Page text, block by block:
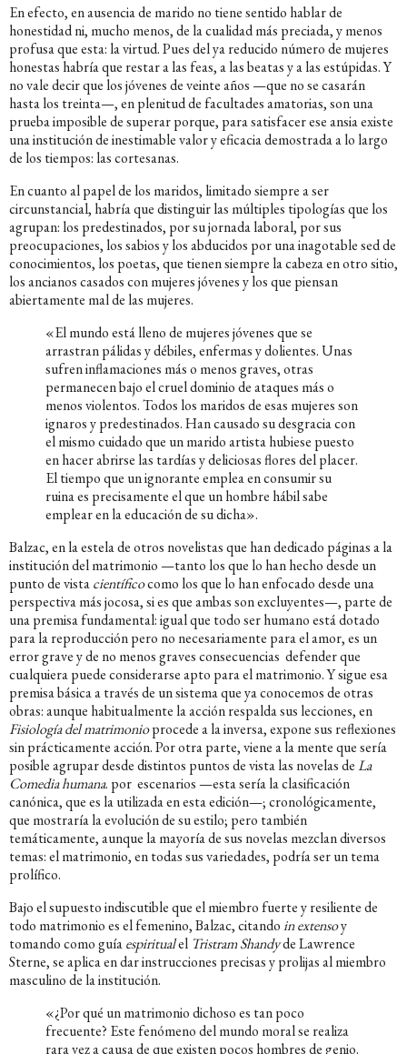
En efecto, en ausencia de marido no tiene sentido hablar de
honestidad ni, mucho menos, de la cualidad más preciada, y menos
profusa que esta: la virtud. Pues del ya reducido número de mujeres
honestas habría que restar a las feas, a las beatas y a las estúpidas. Y
no vale decir que los jóvenes de veinte años —que no se casarán
hasta los treinta—, en plenitud de facultades amatorias, son una
prueba imposible de superar porque, para satisfacer ese ansia existe
una institución de inestimable valor y eficacia demostrada a lo largo
de los tiempos: las cortesanas.
En cuanto al papel de los maridos, limitado siempre a ser
circunstancial, habría que distinguir las múltiples tipologías que los
agrupan: los predestinados, por su jornada laboral, por sus
preocupaciones, los sabios y los abducidos por una inagotable sed de
conocimientos, los poetas, que tienen siempre la cabeza en otro sitio,
los ancianos casados con mujeres jóvenes y los que piensan
abiertamente mal de las mujeres.
«El mundo está lleno de mujeres jóvenes que se
arrastran pálidas y débiles, enfermas y dolientes. Unas
sufren inflamaciones más o menos graves, otras
permanecen bajo el cruel dominio de ataques más o
menos violentos. Todos los maridos de esas mujeres son
ignaros y predestinados. Han causado su desgracia con
el mismo cuidado que un marido artista hubiese puesto
en hacer abrirse las tardías y deliciosas flores del placer.
El tiempo que un ignorante emplea en consumir su
ruina es precisamente el que un hombre hábil sabe
emplear en la educación de su dicha».
Balzac, en la estela de otros novelistas que han dedicado páginas a la
institución del matrimonio —tanto los que lo han hecho desde un
punto de vistacientíficocomo los que lo han enfocado desde una
perspectiva más jocosa, si es que ambas son excluyentes—, parte de
una premisa fundamental: igual que todo ser humano está dotado
para la reproducción pero no necesariamente para el amor, es un
error grave y de no menos graves consecuencias defender que
cualquiera puede considerarse apto para el matrimonio. Y sigue esa
premisa básica a través de un sistema que ya conocemos de otras
obras: aunque habitualmente la acción respalda sus lecciones, en
Fisiología del matrimonioprocede a la inversa, expone sus reflexiones
sin prácticamente acción. Por otra parte, viene a la mente que sería
posible agrupar desde distintos puntos de vista las novelas deLa
Comedia humana. por escenarios —esta sería la clasificación
canónica, que es la utilizada en esta edición—; cronológicamente,
que mostraría la evolución de su estilo; pero también
temáticamente, aunque la mayoría de sus novelas mezclan diversos
temas: el matrimonio, en todas sus variedades, podría ser un tema
prolífico.
Bajo el supuesto indiscutible que el miembro fuerte y resiliente de
todo matrimonio es el femenino, Balzac, citandoin extensoy
tomando como guíaespiritualel Tristram Shandyde Lawrence
Sterne, se aplica en dar instrucciones precisas y prolijas al miembro
masculino de la institución.
«¿Por qué un matrimonio dichoso es tan poco
frecuente? Este fenómeno del mundo moral se realiza
rara vez a causa de que existen pocos hombres de genio.